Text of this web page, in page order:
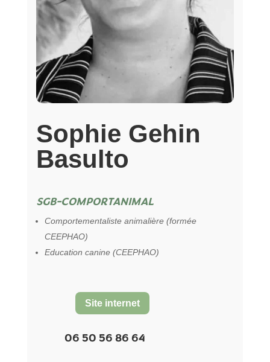
Sophie Gehin
Basulto
SGB-COMPORTANIMAL
Comportementaliste animalière (formée
CEEPHAO)
Education canine (CEEPHAO)
Site internet
06 50 56 86 64